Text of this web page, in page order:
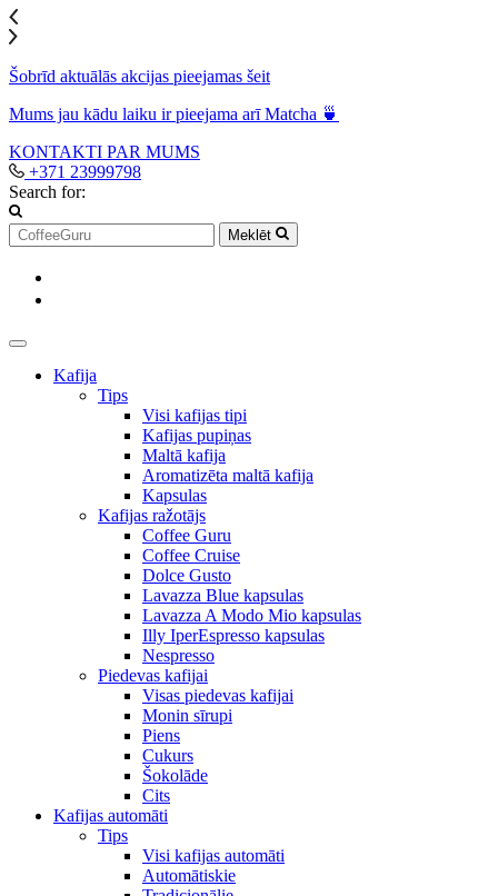
Šobrīd aktuālās akcijas pieejamas šeit
Mums jau kādu laiku ir pieejama arī Matcha 🍵
KONTAKTI PAR MUMS
+371 23999798
Search for:
Meklēt
Kafija
Tips
Visi kafijas tipi
Kafijas pupiņas
Maltā kafija
Aromatizēta maltā kafija
Kapsulas
Kafijas ražotājs
Coffee Guru
Coffee Cruise
Dolce Gusto
Lavazza Blue kapsulas
Lavazza A Modo Mio kapsulas
Illy IperEspresso kapsulas
Nespresso
Piedevas kafijai
Visas piedevas kafijai
Monin sīrupi
Piens
Cukurs
Šokolāde
Cits
Kafijas automāti
Tips
Visi kafijas automāti
Automātiskie